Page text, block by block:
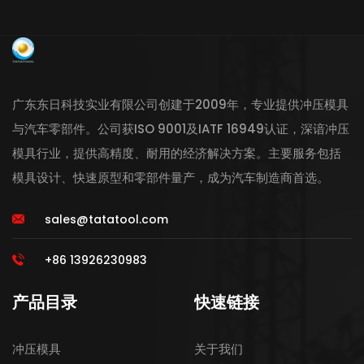
广东东日科技实业有限公司创建于2009年，专业提供冲压模具
与汽车零部件。公司获ISO 9001及IATF 16949认证，深谙冲压
模具行业，提供高精度、耐用的经济解决方案。主要服务包括
模具设计、快速原型和零部件量产，成为汽车制造商首选。
sales@tatatool.com
+86 13926230983
产品目录
冲压模具
快速链接
关于我们